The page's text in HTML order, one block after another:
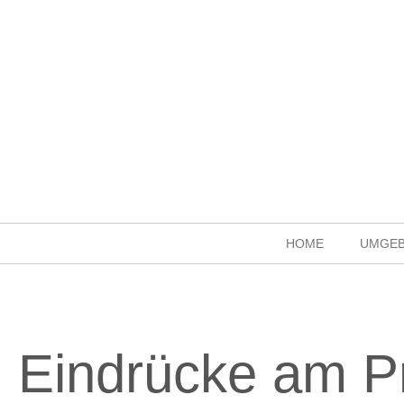
HOME
Eindrücke am